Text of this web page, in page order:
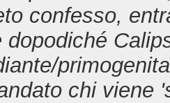
confesso,
chi viene